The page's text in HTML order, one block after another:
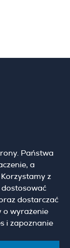
Państwa
a
z
dostarczać
o wyrażenie
i zapoznanie